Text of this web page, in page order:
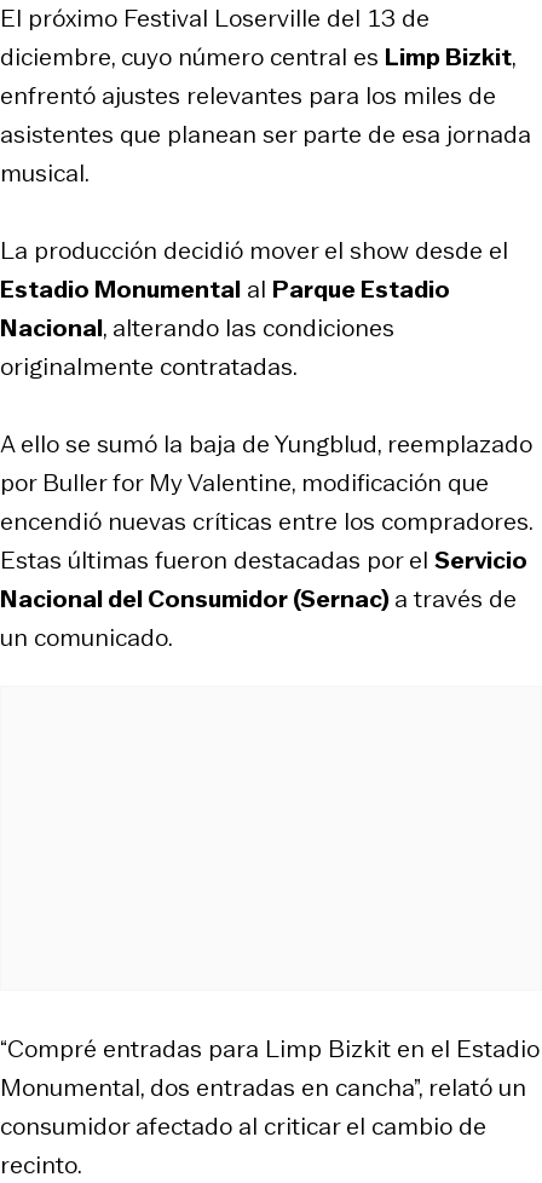
El próximo Festival Loserville del 13 de
diciembre, cuyo número central es Limp Bizkit,
enfrentó ajustes relevantes para los miles de
asistentes que planean ser parte de esa jornada
musical.
La producción decidió mover el show desde el
Estadio Monumental al Parque Estadio
Nacional, alterando las condiciones
originalmente contratadas.
A ello se sumó la baja de Yungblud, reemplazado
por Buller for My Valentine, modificación que
encendió nuevas críticas entre los compradores.
Estas últimas fueron destacadas por el Servicio
Nacional del Consumidor (Sernac) a través de
un comunicado.
“Compré entradas para Limp Bizkit en el Estadio
Monumental, dos entradas en cancha”, relató un
consumidor afectado al criticar el cambio de
recinto.